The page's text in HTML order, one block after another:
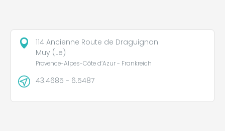
114 Ancienne Route de Draguignan
Muy (Le)
Provence-Alpes-Côte d’Azur - Frankreich
43.4685 - 6.5487